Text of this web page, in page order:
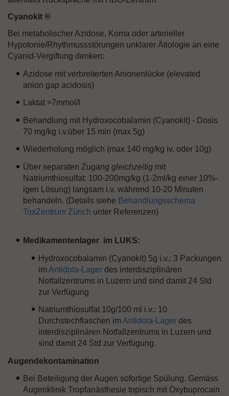
Cyanokit ®
Bei metabolischer Azidose, Koma oder arterieller
Hypotonie/Rhythmussstörungen unklarer Ätiologie an eine
Cyanid-Vergiftung denken:
Azidose mit verbreiterten Anionenlücke (elevated
anion gap acidosis)
Laktat >7mmol/l
Behandlung mit Hydroxocobalamin (Cyanokit) - Dosis
70 mg/kg i.v.über 15 min (max 5g)
Wiederholung möglich (max 140 mg/kg iv. oder 10g)
Über separaten Zugang gleichzeitig mit
Natriumthiosulfat: 100-200mg/kg (1-2ml/kg einer 10%-
igen Lösung) langsam i.v. während 10-20 Minuten
behandeln. (Details siehe Behandlungsschema
ToxZentrum Zürich unter Referenzen)
Medikamentenlager im LUKS:
Hydroxocobalamin (Cyanokit) 5g i.v.: 3 Packungen
im Antidota-Lager des interdisziplinären
Notfallzentrums in Luzern und sind damit 24 Std
zur Verfügung
Natriumthiosulfat 10g/100 ml i.v.: 10
Durchstechflaschen im Antidota-Lager des
interdisziplinären Notfallzentrums in Luzern und
sind damit 24 Std zur Verfügung.
Augendekontamination
Bei Beteiligung der Augen sofortige Spülung. Gemäss
Augenklinik Tropfanästhesie topisch mit Oxybuprocain